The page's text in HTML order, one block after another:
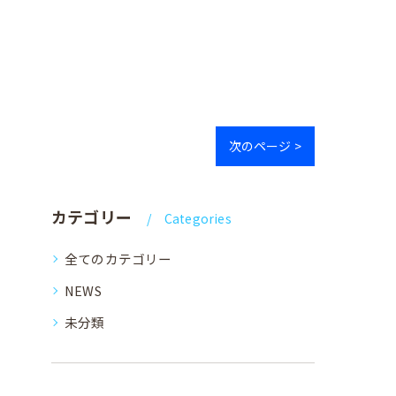
次のページ >
カテゴリー Categories
全てのカテゴリー
NEWS
未分類